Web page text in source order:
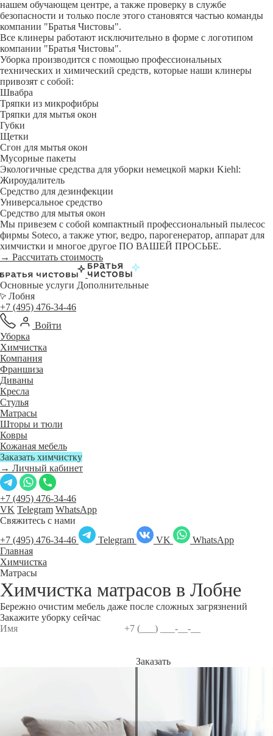
нашем обучающем центре, а также проверку в службе
безопасности и только после этого становятся частью команды
компании "Братья Чистовы".
Все клинеры работают исключительно в форме с логотипом
компании "Братья Чистовы".
Уборка производится с помощью профессиональных
технических и химический средств, которые наши клинеры
привозят с собой:
Швабра
Тряпки из микрофибры
Тряпки для мытья окон
Губки
Щетки
Сгон для мытья окон
Мусорные пакеты
Экологичные средства для уборки немецкой марки Kiehl:
Жироудалитель
Средство для дезинфекции
Универсальное средство
Средство для мытья окон
Мы привезем с собой компактный профессиональный пылесос
фирмы Soteco, а также утюг, ведро, парогенератор, аппарат для
химчистки и многое другое ПО ВАШЕЙ ПРОСЬБЕ.
→ Рассчитать стоимость
Основные услуги Дополнительные
Лобня
+7 (495) 476-34-46
Войти
Уборка
Химчистка
Компания
Франшиза
Диваны
Кресла
Стулья
Матрасы
Шторы и тюли
Ковры
Кожаная мебель
Заказать химчистку
→ Личный кабинет
+7 (495) 476-34-46
VK Telegram WhatsApp
Свяжитесь с нами
+7 (495) 476-34-46
Telegram VK
WhatsApp
Главная
Химчистка
Матрасы
Химчистка матрасов в Лобне
Бережно очистим мебель даже после сложных загрязнений
Закажите уборку сейчас
Заказать